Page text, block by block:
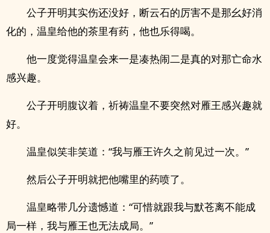
公子开明其实伤还没好，断云石的厉害不是那幺好消
化的，温皇给他的茶里有药，他也乐得喝。
他一度觉得温皇会来一是凑热闹二是真的对那亡命水
感兴趣。
公子开明腹议着，祈祷温皇不要突然对雁王感兴趣就
好。
温皇似笑非笑道：“我与雁王许久之前见过一次。”
然后公子开明就把他嘴里的药喷了。
温皇略带几分遗憾道：“可惜就跟我与默苍离不能成
局一样，我与雁王也无法成局。”